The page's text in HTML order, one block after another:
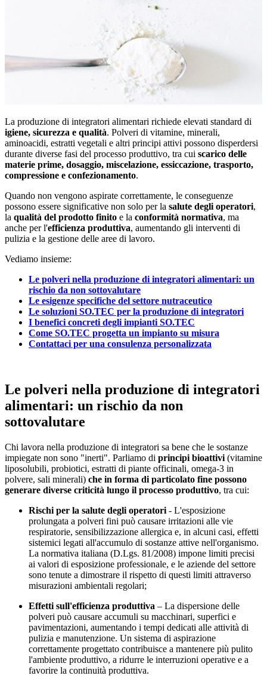
La produzione di integratori alimentari richiede elevati standard di
igiene, sicurezza e qualità. Polveri di vitamine, minerali,
aminoacidi, estratti vegetali e altri principi attivi possono disperdersi
durante diverse fasi del processo produttivo, tra cui scarico delle
materie prime, dosaggio, miscelazione, essiccazione, trasporto,
compressione e confezionamento.
Quando non vengono aspirate correttamente, le conseguenze
possono essere significative non solo per la salute degli operatori,
la qualità del prodotto finito e la conformità normativa, ma
anche per l'efficienza produttiva, aumentando gli interventi di
pulizia e la gestione delle aree di lavoro.
Vediamo insieme:
Le polveri nella produzione di integratori alimentari: un
rischio da non sottovalutare
Le esigenze specifiche del settore nutraceutico
Le soluzioni SO.TEC per la produzione di integratori
I benefici concreti degli impianti SO.TEC
Come SO.TEC progetta un impianto su misura
Contattaci per una consulenza personalizzata
Le polveri nella produzione di integratori
alimentari: un rischio da non
sottovalutare
Chi lavora nella produzione di integratori sa bene che le sostanze
impiegate non sono "inerti". Parliamo di principi bioattivi (vitamine
liposolubili, probiotici, estratti di piante officinali, omega-3 in
polvere, sali minerali) che in forma di particolato fine possono
generare diverse criticità lungo il processo produttivo, tra cui:
Rischi per la salute degli operatori - L'esposizione
prolungata a polveri fini può causare irritazioni alle vie
respiratorie, sensibilizzazione allergica e, in alcuni casi, effetti
sistemici legati all'accumulo di sostanze attive nell'organismo.
La normativa italiana (D.Lgs. 81/2008) impone limiti precisi
ai valori di esposizione professionale, e le aziende del settore
sono tenute a dimostrare il rispetto di questi limiti attraverso
misurazioni ambientali regolari;
Effetti sull'efficienza produttiva – La dispersione delle
polveri può causare accumuli su macchinari, superfici e
pavimentazioni, aumentando i tempi dedicati alle attività di
pulizia e manutenzione. Un sistema di aspirazione
correttamente progettato contribuisce a mantenere più pulito
l'ambiente produttivo, a ridurre le interruzioni operative e a
favorire la continuità produttiva.